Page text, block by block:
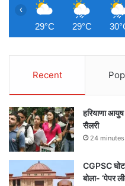
29°C 29°C
‹
Recent
हरियाणा
सैलरी
24
CGPSC
बोला- ‘पेपर